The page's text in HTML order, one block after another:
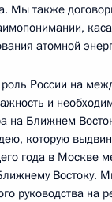
Мы также
атомной
России на
и
на Ближнем
которую
года в Москве
Востоку.
руководства на